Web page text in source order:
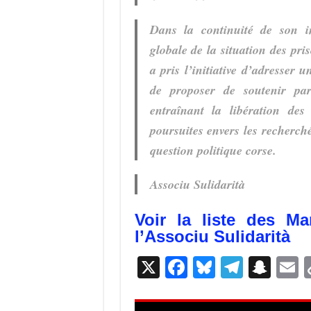
Dans la continuité de son
globale de la situation des
a pris l’initiative d’adresser
de proposer de soutenir
entraînant la libération des
poursuites envers les
question politique corse.
Associu Sulidarità
Voir la liste des
l’Associu Sulidarità
X F
Bl T S
E